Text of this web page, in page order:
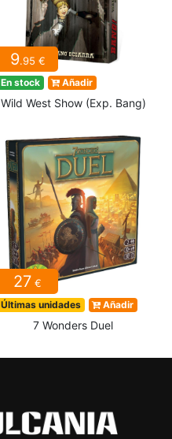
9.95 €
En stock Añadir
Wild West Show (Exp. Bang)
27 €
Últimas unidades Añadir
7 Wonders Duel